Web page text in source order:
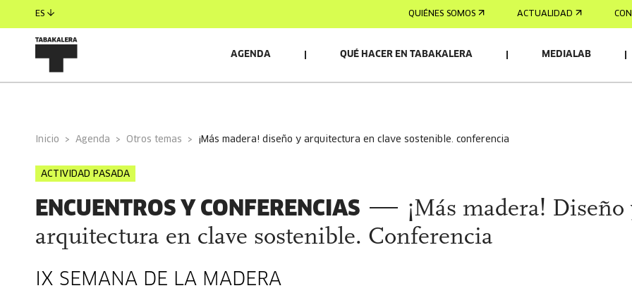
ES QUIÉNES SOMOS ACTUALIDAD
AGENDA QUÉ HACER EN TABAKALERA MEDIALAB
Inicio Agenda Otros temas ¡más madera! diseño y arquitectura en clave sostenible. conferencia
ACTIVIDAD PASADA
ENCUENTROS Y CONFERENCIAS
¡Más madera! Diseño
arquitectura en clave sostenible. Conferencia
IX SEMANA DE LA MADERA